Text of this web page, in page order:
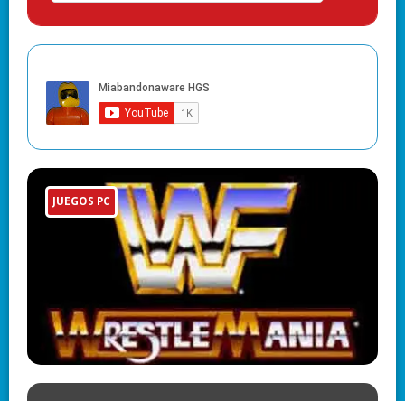
JUEGOS PC